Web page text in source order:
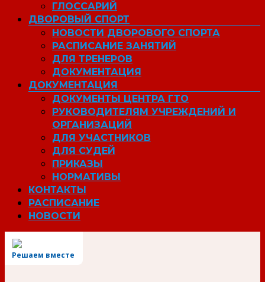
ГЛОССАРИЙ
ДВОРОВЫЙ СПОРТ
НОВОСТИ ДВОРОВОГО СПОРТА
РАСПИСАНИЕ ЗАНЯТИЙ
ДЛЯ ТРЕНЕРОВ
ДОКУМЕНТАЦИЯ
ДОКУМЕНТАЦИЯ
ДОКУМЕНТЫ ЦЕНТРА ГТО
РУКОВОДИТЕЛЯМ УЧРЕЖДЕНИЙ И
ОРГАНИЗАЦИЙ
ДЛЯ УЧАСТНИКОВ
ДЛЯ СУДЕЙ
ПРИКАЗЫ
НОРМАТИВЫ
КОНТАКТЫ
РАСПИСАНИЕ
НОВОСТИ
Решаем вместе